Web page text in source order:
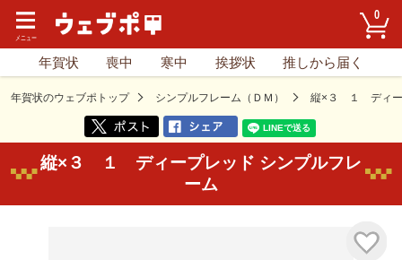
0
年賀状 喪中 寒中 挨拶状 推しから届く
年賀状のウェブポトップ シンプルフレーム（ＤＭ） 縦×３ １ ディー
縦×３ １ ディープレッド シンプルフレ
ーム